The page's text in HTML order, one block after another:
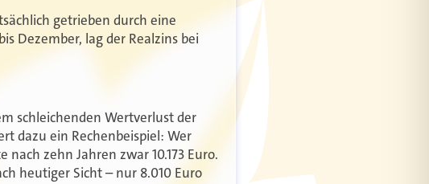
getrieben durch eine
Dezember, lag der Realzins bei
schleichenden Wertverlust der
dazu ein Rechenbeispiel: Wer
zehn Jahren zwar 10.173 Euro.
heutiger Sicht – nur 8.010 Euro